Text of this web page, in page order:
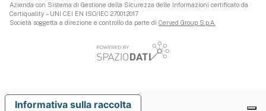
Azienda con Sistema di Gestione della Sicurezza delle Informazioni certificato da
Certiquality – UNI CEI EN ISO/IEC 27001:2017
Società soggetta a direzione e controllo da parte di Cerved Group S.p.A.
Informativa sulla raccolta